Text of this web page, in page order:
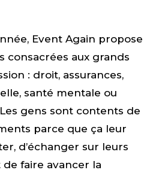
Event Again propose
consacrées aux grands
: droit, assurances,
santé mentale ou
gens sont contents de
parce que ça leur
d’échanger sur leurs
faire avancer la